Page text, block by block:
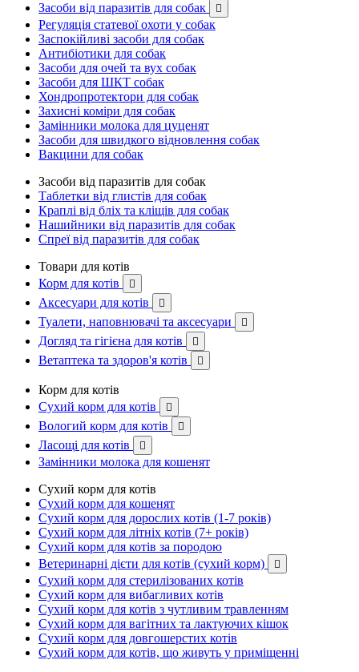
Засоби від паразитів для собак

Регуляція статевої охоти у собак
Заспокійливі засоби для собак
Антибіотики для собак
Засоби для очей та вух собак
Засоби для ШКТ собак
Хондропротектори для собак
Захисні коміри для собак
Замінники молока для цуценят
Засоби для швидкого відновлення собак
Вакцини для собак
Засоби від паразитів для собак
Таблетки від глистів для собак
Краплі від бліх та кліщів для собак
Нашийники від паразитів для собак
Спреї від паразитів для собак
Товари для котів
Корм для котів

Аксесуари для котів 
Туалети, наповнювачі та аксесуари 
Догляд та гігієна для котів 
Ветаптека та здоров'я котів 
Корм для котів
Сухий корм для котів

Вологий корм для котів 
Ласощі для котів 
Замінники молока для кошенят
Сухий корм для котів
Сухий корм для кошенят
Сухий корм для дорослих котів (1-7 років)
Сухий корм для літніх котів (7+ років)
Сухий корм для котів за породою
Ветеринарні дієти для котів (сухий корм)

Сухий корм для стерилізованих котів
Сухий корм для вибагливих котів
Сухий корм для котів з чутливим травленням
Сухий корм для вагітних та лактуючих кішок
Сухий корм для довгошерстих котів
Сухий корм для котів, що живуть у приміщенні